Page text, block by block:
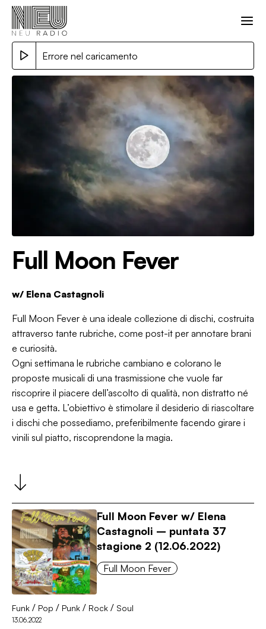
Errore nel caricamento
Full Moon Fever
w/ Elena Castagnoli
Full Moon Fever è una ideale collezione di dischi, costruita
attraverso tante rubriche, come post-it per annotare brani
e curiosità.
Ogni settimana le rubriche cambiano e colorano le
proposte musicali di una trasmissione che vuole far
riscoprire il piacere dell’ascolto di qualità, non distratto né
usa e getta. L’obiettivo è stimolare il desiderio di riascoltare
i dischi che possediamo, preferibilmente facendo girare i
vinili sul piatto, riscoprendone la magia.
Full Moon Fever w/ Elena
Castagnoli – puntata 37
stagione 2 (12.06.2022)
Full Moon Fever
Funk / Pop / Punk / Rock / Soul
13.06.2022